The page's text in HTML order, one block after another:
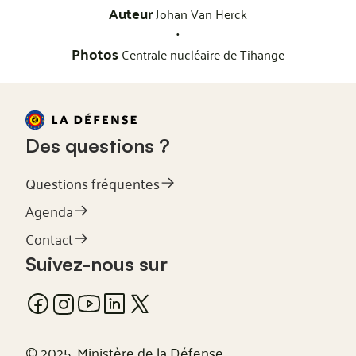
AuteurJohan Van Herck
•
PhotosCentrale nucléaire de Tihange
Des questions ?
Questions fréquentes
Agenda
Contact
Suivez-nous sur